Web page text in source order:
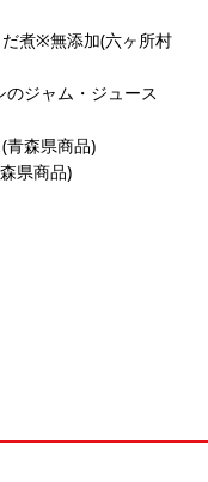
煮※無添加(六ヶ所村
ジャム・ジュース
森県商品)
県商品)